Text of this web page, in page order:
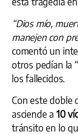
“Dios mío,
manejen con
comentó un
otros pedían la
los fallecidos.
Con este doble
asciende a 10
tránsito en lo